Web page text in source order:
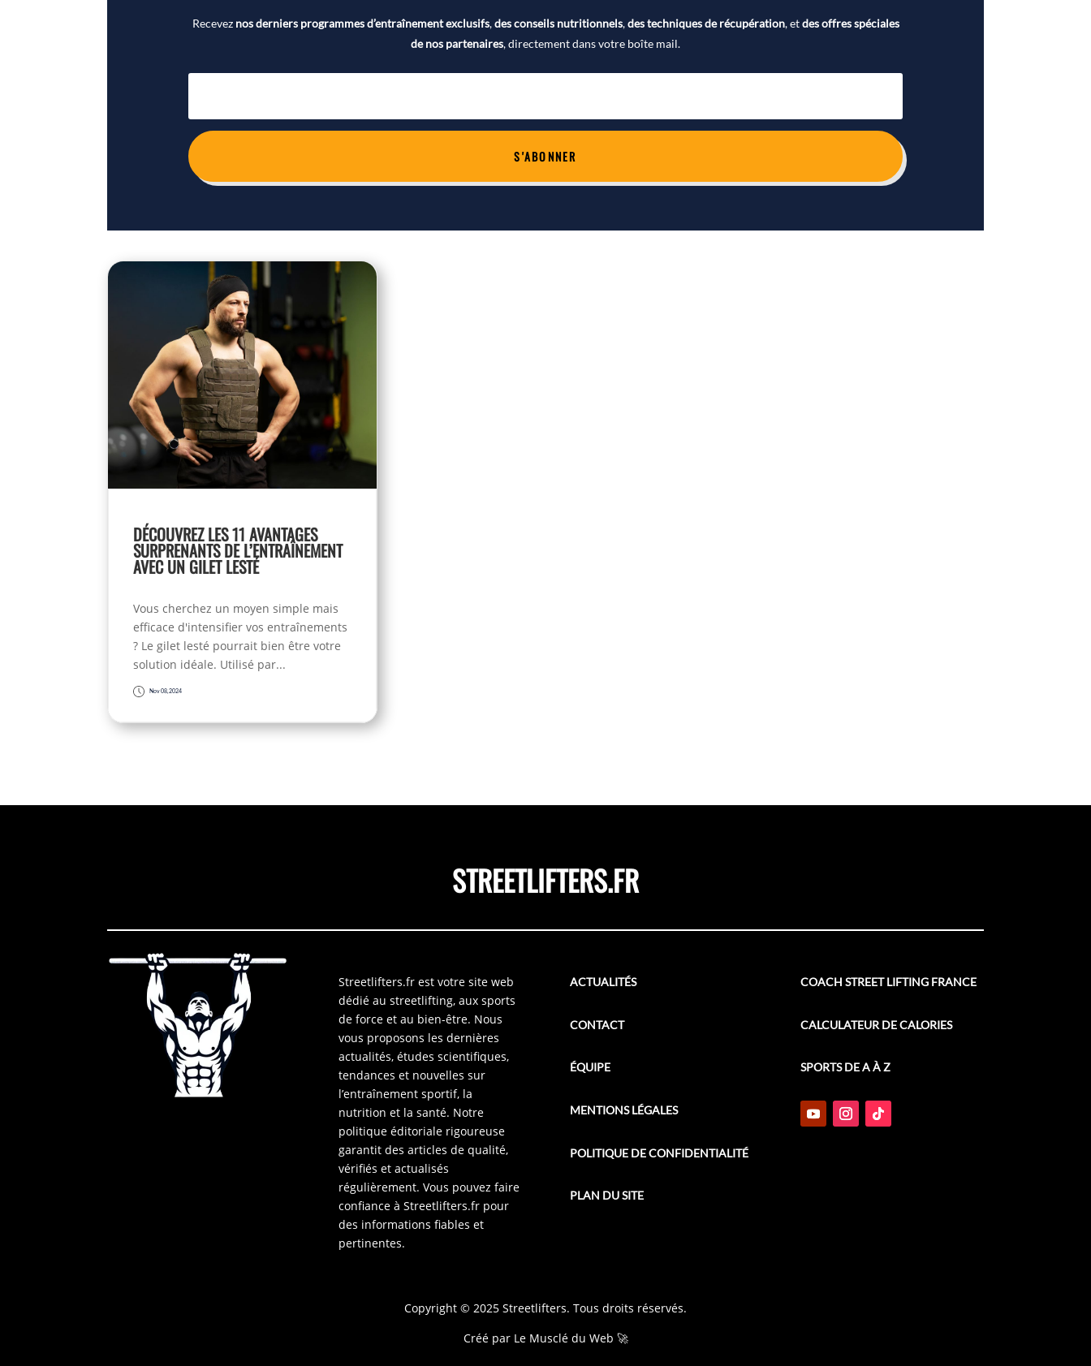
Recevez nos derniers programmes d’entraînement exclusifs,des conseils nutritionnels,des techniques de récupération, etdes offres spéciales
de nos partenaires, directement dans votre boîte mail.
S'ABONNER
DÉCOUVREZ LES 11 AVANTAGES
SURPRENANTS DE L’ENTRAÎNEMENT
AVEC UN GILET LESTÉ
Vous cherchez un moyen simple mais
efficace d'intensifier vos entraînements
? Le gilet lesté pourrait bien être votre
solution idéale. Utilisé par...
Nov 08, 2024
STREETLIFTERS.FR
Streetlifters.fr est votre site web
dédié au streetlifting, aux sports
de force et au bien-être. Nous
vous proposons les dernières
actualités, études scientifiques,
tendances et nouvelles sur
l’entraînement sportif, la
nutrition et la santé. Notre
politique éditoriale rigoureuse
garantit des articles de qualité,
vérifiés et actualisés
régulièrement. Vous pouvez faire
confiance à Streetlifters.fr pour
des informations fiables et
pertinentes.
ACTUALITÉS
CONTACT
ÉQUIPE
MENTIONS LÉGALES
POLITIQUE DE CONFIDENTIALITÉ
PLAN DU SITE
COACH STREET LIFTING FRANCE
CALCULATEUR DE CALORIES
SPORTS DE A À Z
Copyright © 2025 Streetlifters. Tous droits réservés.
Créé par Le Musclé du Web 🚀